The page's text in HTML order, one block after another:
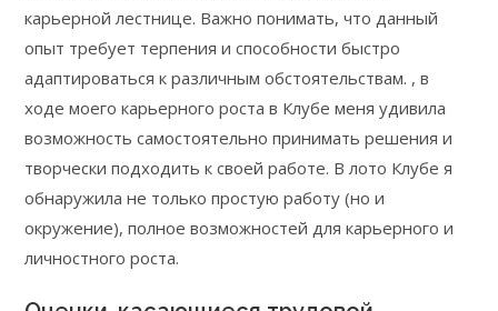
карьерной лестнице. Важно понимать, что данный
опыт требует терпения и способности быстро
адаптироваться к различным обстоятельствам. , в
ходе моего карьерного роста в Клубе меня удивила
возможность самостоятельно принимать решения и
творчески подходить к своей работе. В лото Клубе я
обнаружила не только простую работу (но и
окружение), полное возможностей для карьерного и
личностного роста.